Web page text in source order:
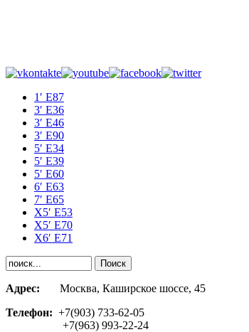
1′ E87
3′ E36
3′ E46
3′ E90
5′ E34
5′ E39
5′ E60
6′ E63
7′ E65
Х5′ E53
X5′ E70
X6′ E71
Адрес: Москва, Каширское шоссе, 45
Телефон: +7(903) 733-62-05
+7(963) 993-22-24